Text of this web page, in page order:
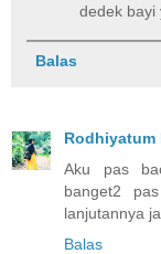
dedek bayi
Balas
Rodhiyatum
Aku pas
banget2
lanjutannya
Balas